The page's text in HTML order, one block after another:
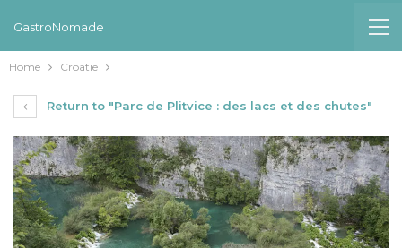
GastroNomade
Home Croatie
Return to "Parc de Plitvice : des lacs et des chutes"